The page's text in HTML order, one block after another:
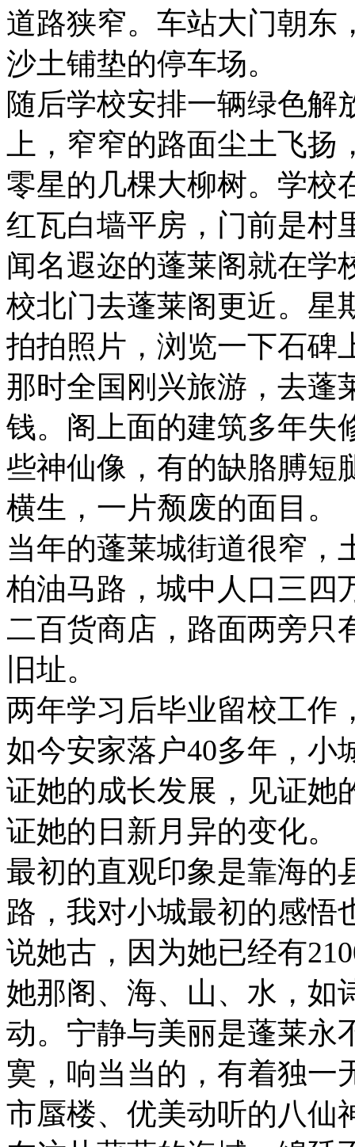
道路狭窄。车站大门朝东
沙土铺垫的停车场。
随后学校安排一辆绿色解
上，窄窄的路面尘土飞
零星的几棵大柳树。学校
红瓦白墙平房，门前是村
闻名遐迩的蓬莱阁就在学
校北门去蓬莱阁更近。星
拍拍照片，浏览一下石碑
那时全国刚兴旅游，去蓬
钱。阁上面的建筑多年失
些神仙像，有的缺胳膊短
横生，一片颓废的面目。
当年的蓬莱城街道很窄，
柏油马路，城中人口三四
二百货商店，路面两旁只
旧址。
两年学习后毕业留校工作
如今安家落户40多年，小
证她的成长发展，见证她
证她的日新月异的变化。
最初的直观印象是靠海的
路，我对小城最初的感悟
说她古，因为她已经有
她那阁、海、山、水，如
动。宁静与美丽是蓬莱永
寞，响当当的，有着独一
市蜃楼、优美动听的八仙